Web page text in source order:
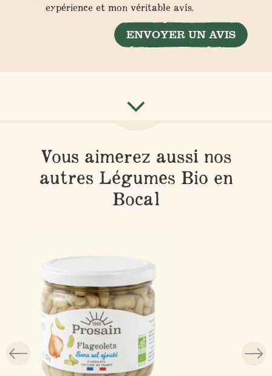
expérience et mon véritable avis.
ENVOYER UN AVIS
Vous aimerez aussi nos
autres Légumes Bio en
Bocal